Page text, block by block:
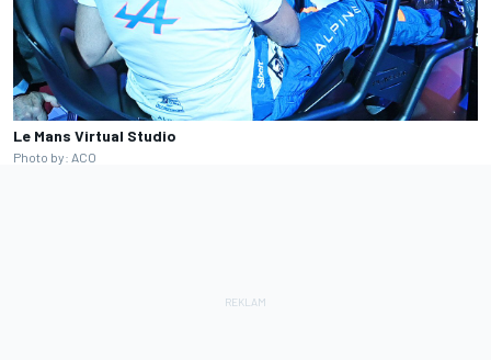
Le Mans Virtual Studio
Photo by: ACO